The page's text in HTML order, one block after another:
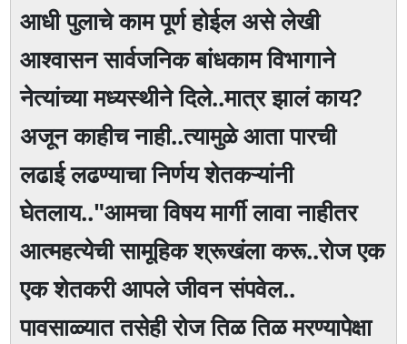
आधी पुलाचे काम पूर्ण होईल असे लेखी
आश्वासन सार्वजनिक बांधकाम विभागाने
नेत्यांच्या मध्यस्थीने दिले..मात्र झालं काय?
अजून काहीच नाही..त्यामुळे आता पारची
लढाई लढण्याचा निर्णय शेतकऱ्यांनी
घेतलाय.."आमचा विषय मार्गी लावा नाहीतर
आत्महत्येची सामूहिक श्रूखंला करू..रोज एक
एक शेतकरी आपले जीवन संपवेल..
पावसाळ्यात तसेही रोज तिळ तिळ मरण्यापेक्षा